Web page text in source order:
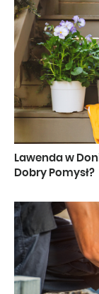
Lawenda w
Dobry Pomysł?